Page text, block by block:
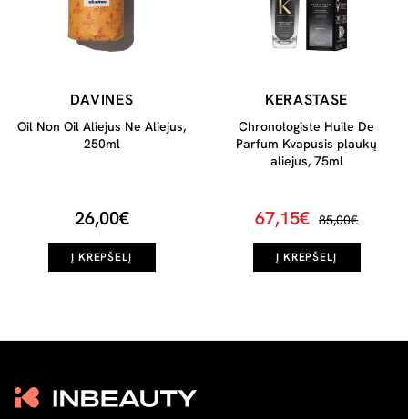
DAVINES
Oil Non Oil Aliejus Ne Aliejus,
250ml
26,00€
Į KREPŠELĮ
KERASTASE
Chronologiste Huile De
Parfum Kvapusis plaukų
aliejus, 75ml
67,15€ 85,00€
Į KREPŠELĮ